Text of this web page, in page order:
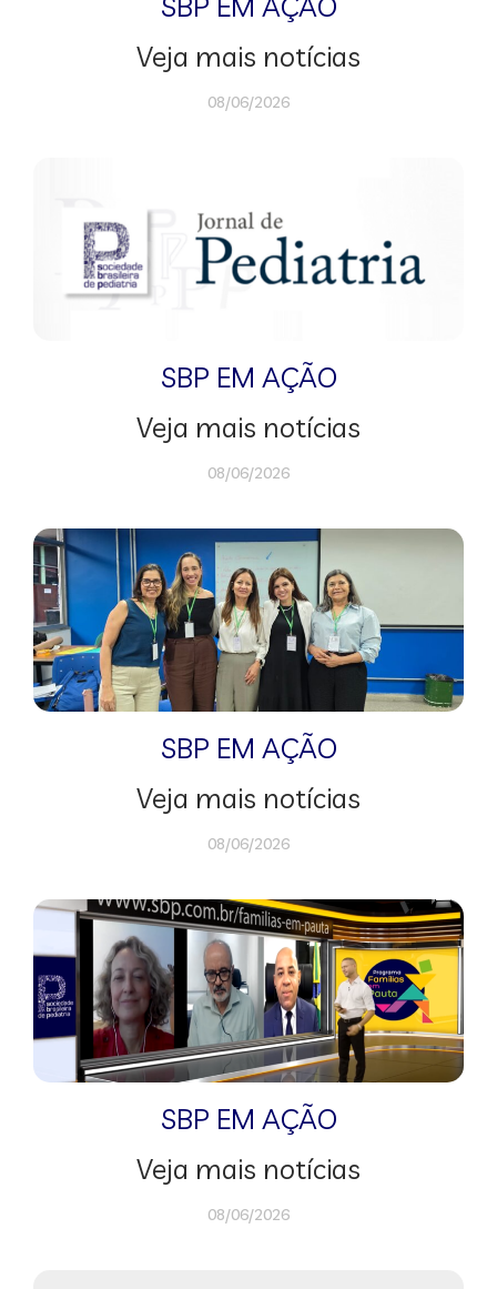
Veja mais notícias
08/06/2026
SBP EM AÇÃO
Veja mais notícias
08/06/2026
SBP EM AÇÃO
Veja mais notícias
08/06/2026
SBP EM AÇÃO
Veja mais notícias
08/06/2026